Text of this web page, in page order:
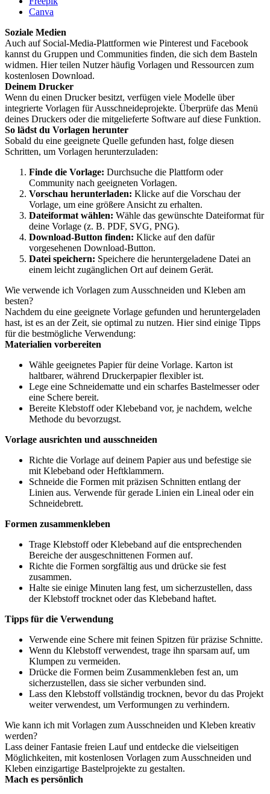
Canva
Soziale Medien
Auch auf Social-Media-Plattformen wie Pinterest und Facebook
kannst du Gruppen und Communities finden, die sich dem Basteln
widmen. Hier teilen Nutzer häufig Vorlagen und Ressourcen zum
kostenlosen Download.
Deinem Drucker
Wenn du einen Drucker besitzt, verfügen viele Modelle über
integrierte Vorlagen für Ausschneideprojekte. Überprüfe das Menü
deines Druckers oder die mitgelieferte Software auf diese Funktion.
So lädst du Vorlagen herunter
Sobald du eine geeignete Quelle gefunden hast, folge diesen
Schritten, um Vorlagen herunterzuladen:
Finde die Vorlage: Durchsuche die Plattform oder
Community nach geeigneten Vorlagen.
Vorschau herunterladen: Klicke auf die Vorschau der
Vorlage, um eine größere Ansicht zu erhalten.
Dateiformat wählen: Wähle das gewünschte Dateiformat für
deine Vorlage (z. B. PDF, SVG, PNG).
Download-Button finden: Klicke auf den dafür
vorgesehenen Download-Button.
Datei speichern: Speichere die heruntergeladene Datei an
einem leicht zugänglichen Ort auf deinem Gerät.
Wie verwende ich Vorlagen zum Ausschneiden und Kleben am
besten?
Nachdem du eine geeignete Vorlage gefunden und heruntergeladen
hast, ist es an der Zeit, sie optimal zu nutzen. Hier sind einige Tipps
für die bestmögliche Verwendung:
Materialien vorbereiten
Wähle geeignetes Papier für deine Vorlage. Karton ist
haltbarer, während Druckerpapier flexibler ist.
Lege eine Schneidematte und ein scharfes Bastelmesser oder
eine Schere bereit.
Bereite Klebstoff oder Klebeband vor, je nachdem, welche
Methode du bevorzugst.
Vorlage ausrichten und ausschneiden
Richte die Vorlage auf deinem Papier aus und befestige sie
mit Klebeband oder Heftklammern.
Schneide die Formen mit präzisen Schnitten entlang der
Linien aus. Verwende für gerade Linien ein Lineal oder ein
Schneidebrett.
Formen zusammenkleben
Trage Klebstoff oder Klebeband auf die entsprechenden
Bereiche der ausgeschnittenen Formen auf.
Richte die Formen sorgfältig aus und drücke sie fest
zusammen.
Halte sie einige Minuten lang fest, um sicherzustellen, dass
der Klebstoff trocknet oder das Klebeband haftet.
Tipps für die Verwendung
Verwende eine Schere mit feinen Spitzen für präzise Schnitte.
Wenn du Klebstoff verwendest, trage ihn sparsam auf, um
Klumpen zu vermeiden.
Drücke die Formen beim Zusammenkleben fest an, um
sicherzustellen, dass sie sicher verbunden sind.
Lass den Klebstoff vollständig trocknen, bevor du das Projekt
weiter verwendest, um Verformungen zu verhindern.
Wie kann ich mit Vorlagen zum Ausschneiden und Kleben kreativ
werden?
Lass deiner Fantasie freien Lauf und entdecke die vielseitigen
Möglichkeiten, mit kostenlosen Vorlagen zum Ausschneiden und
Kleben einzigartige Bastelprojekte zu gestalten.
Mach es persönlich